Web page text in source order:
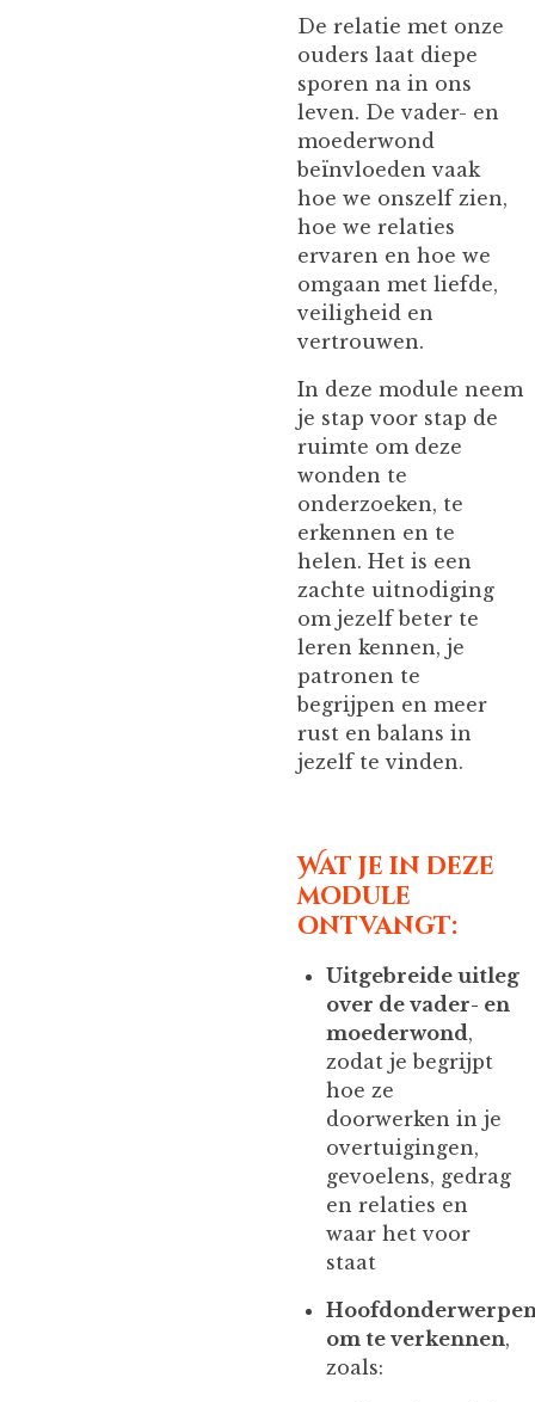
De relatie met onze
ouders laat diepe
sporen na in ons
leven. De vader- en
moederwond
beïnvloeden vaak
hoe we onszelf zien,
hoe we relaties
ervaren en hoe we
omgaan met liefde,
veiligheid en
vertrouwen.
In deze module neem
je stap voor stap de
ruimte om deze
wonden te
onderzoeken, te
erkennen en te
helen. Het is een
zachte uitnodiging
om jezelf beter te
leren kennen, je
patronen te
begrijpen en meer
rust en balans in
jezelf te vinden.
Wat je in deze
module
ontvangt:
Uitgebreide uitleg
over de vader- en
moederwond,
zodat je begrijpt
hoe ze
doorwerken in je
overtuigingen,
gevoelens, gedrag
en relaties en
waar het voor
staat
om te verkennen,
zoals: